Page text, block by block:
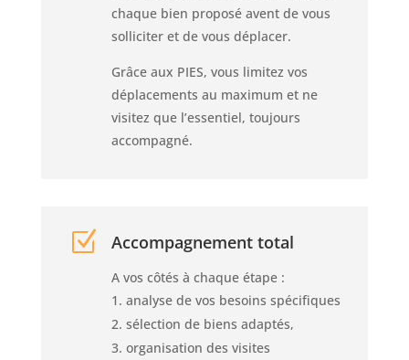
chaque bien proposé avent de vous
solliciter et de vous déplacer.
Grâce aux PIES, vous limitez vos
déplacements au maximum et ne
visitez que l’essentiel, toujours
accompagné.
Z Accompagnement total
A vos côtés à chaque étape :
analyse de vos besoins spécifiques
sélection de biens adaptés,
organisation des visites